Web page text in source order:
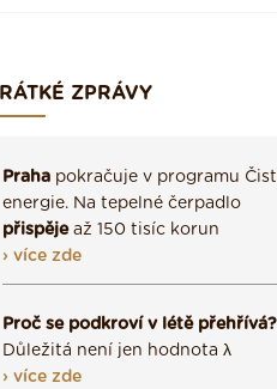
ZPRÁVY
Praha pokračuje v programu
energie. Na tepelné čerpadlo
přispějeaž 150 tisíc korun
› více zde
Proč se podkroví v létě přehřívá?
Důležitá není jen hodnota λ
› více zde